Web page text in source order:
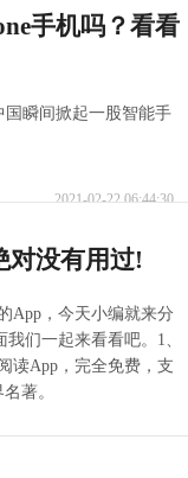
手机吗？看看
国瞬间掀起一股智能手
2021-02-22 06:44:30
对没有用过!
App，今天小编就来分
们一起来看看吧。1、
读App，完全免费，支
著。